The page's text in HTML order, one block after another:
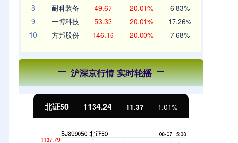
8 耐科装备 49.67 20.01% 6.83%
9 一博科技 53.33 20.01% 17.26%
10 方邦股份 146.16 20.00% 7.68%
沪深京行情 实时轮播
北证50 1134.24 11.37 1.01%